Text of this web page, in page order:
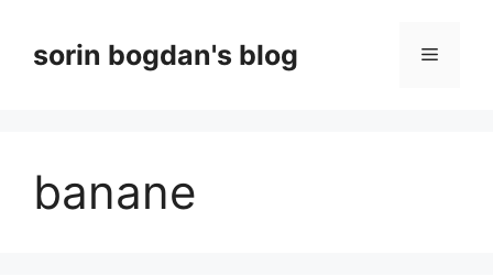
contentsorin bogdan's blog Menu
banane